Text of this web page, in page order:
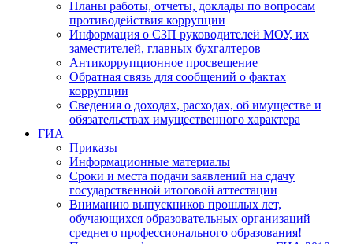
Планы работы, отчеты, доклады по вопросам
противодействия коррупции
Информация о СЗП руководителей МОУ, их
заместителей, главных бухгалтеров
Антикоррупционное просвещение
Обратная связь для сообщений о фактах
коррупции
Сведения о доходах, расходах, об имуществе и
обязательствах имущественного характера
ГИА
Приказы
Информационные материалы
Сроки и места подачи заявлений на сдачу
государственной итоговой аттестации
Вниманию выпускников прошлых лет,
обучающихся образовательных организаций
среднего профессионального образования!